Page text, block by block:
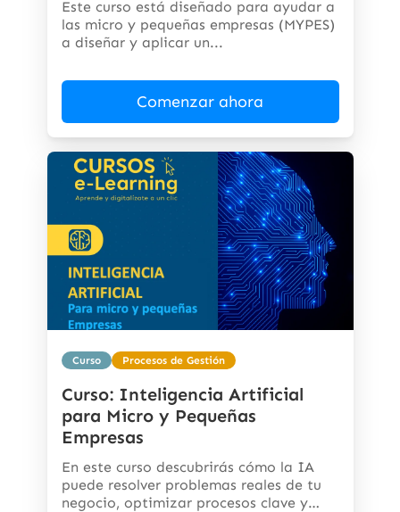
Este curso está diseñado para ayudar a
las micro y pequeñas empresas (MYPES)
a diseñar y aplicar un...
Comenzar ahora
Curso Procesos de Gestión
Curso: Inteligencia Artificial
para Micro y Pequeñas
Empresas
En este curso descubrirás cómo la IA
puede resolver problemas reales de tu
negocio, optimizar procesos clave y